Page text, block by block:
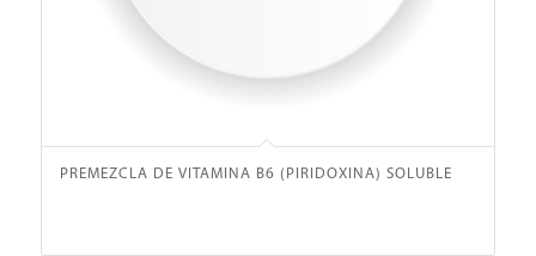
PREMEZCLA DE VITAMINA B6 (PIRIDOXINA) SOLUBLE